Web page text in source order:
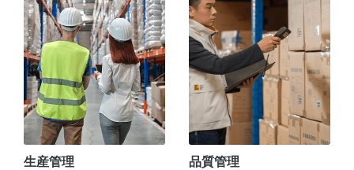
生産管理 品質管理